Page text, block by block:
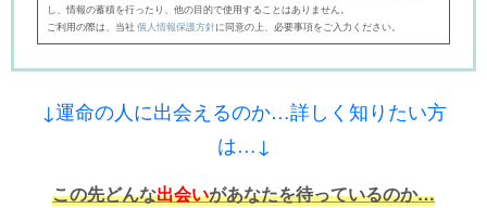
し、情報の蓄積を行ったり、他の目的で使用することはありません。
ご利用の際は、当社 個人情報保護方針に同意の上、必要事項をご入力ください。
↓運命の人に出会えるのか…詳しく知りたい方
は…↓
この先どんな出会いがあなたを待っているのか…